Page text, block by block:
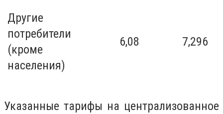
Другие
потребители
(кроме
населения)
6,08 7,296
Указанные тарифы на централизованное